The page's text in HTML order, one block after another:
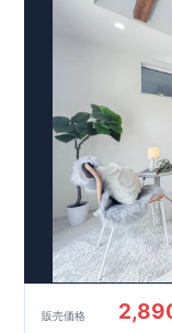
クインクローゼット
住宅設備のポイント
太陽光発電（フラッ
ホテルライクで実用的
詳細ページへ）
家計にやさしい住宅
長期優良住宅 住宅
延長など 税制面で
耐震等級３＋制震ダ
険の割引（最大50
現地のご案内・資料
建物・設備・間取り
TEL
0120-44-
（9:30 18:30／
販売価格